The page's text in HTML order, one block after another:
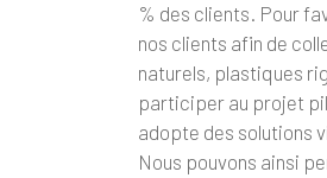
% des clients. Pour
nos clients afin de
naturels, plastiques
participer au projet
adopte des solutions
Nous pouvons ainsi